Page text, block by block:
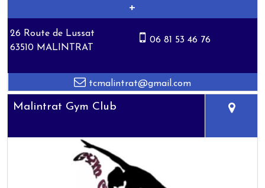
26 Route de Lussat
63510 MALINTRAT
06 81 53 46 76
tcmalintrat@gmail.com
Malintrat Gym Club